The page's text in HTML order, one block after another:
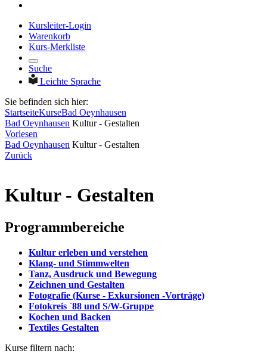
Kursleiter-Login
Warenkorb
Kurs-Merkliste
Suche
Leichte Sprache
Sie befinden sich hier:
StartseiteKurseBad Oeynhausen
Bad Oeynhausen Kultur - Gestalten
Vorlesen
Bad Oeynhausen Kultur - Gestalten
Zurück
Kultur - Gestalten
Programmbereiche
Kultur erleben und verstehen
Klang- und Stimmwelten
Tanz, Ausdruck und Bewegung
Zeichnen und Gestalten
Fotografie (Kurse - Exkursionen -Vorträge)
Fotokreis `88 und S/W-Gruppe
Kochen und Backen
Textiles Gestalten
Kurse filtern nach: